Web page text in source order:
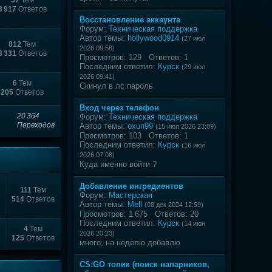
917 Ответов
812 Тем
331Ответов
6 Тем
205 Ответов
20 364
Переходов
111Тем
514Ответов
4Тем
125Ответов
Восстановление аккаунта
Форум: Техническая поддержка
Автор темы: hollywood0914 (27 июл
2026 09:58)
Просмотров: 129 Ответов: 1
Последним ответил: Курск (29 июл
2026 09:41)
Скинул в лс пароль
Вход через телефон
Форум: Техническая поддержка
Автор темы: oxun99 (15 июл 2026 23:09)
Просмотров: 103 Ответов: 1
Последним ответил: Курск (16 июл
2026 07:08)
Куда именно войти ?
Добавление ингредиентов
Форум: Мастерская
Автор темы: Mell (08 дек 2024 12:59)
Просмотров: 1 675 Ответов: 20
Последним ответил: Курск (14 июн
2026 20:23)
много, на неделю добавлю
CS:GO топик (поиск напарников,